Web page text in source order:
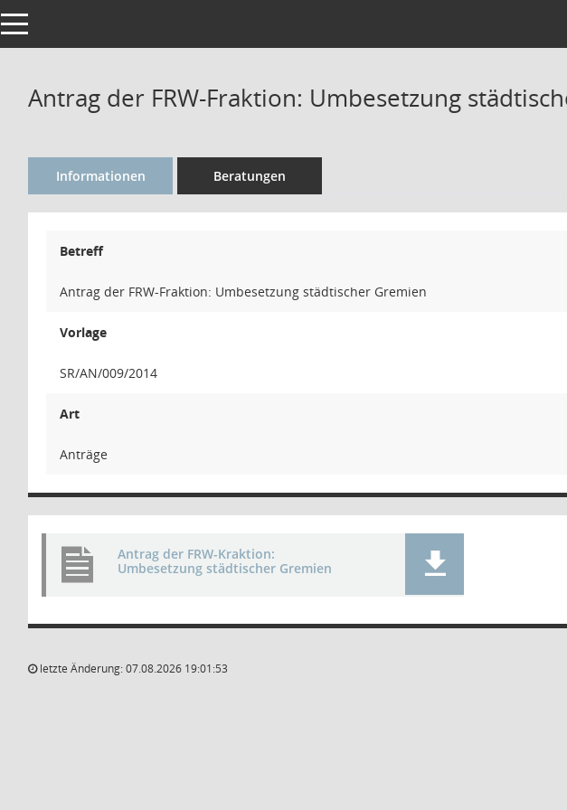
Toggle navigation
Antrag der FRW-Fraktion: Umbesetzung
Informationen Beratungen
Betreff
Antrag der FRW-Fraktion: Umbesetzung städtischer Gremien
Vorlage
SR/AN/009/2014
Art
Anträge
Antrag der FRW-Kraktion:
Umbesetzung städtischer Gremien
letzte Änderung: 07.08.2026 19:01:53